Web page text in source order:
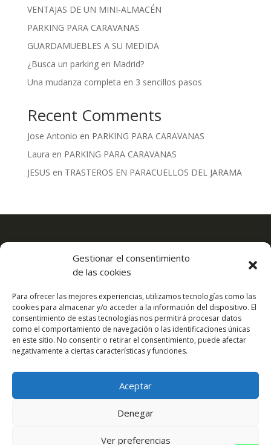
Gestionar el consentimiento
de las cookies
Para ofrecer las mejores experiencias, utilizamos tecnologías como las
cookies para almacenar y/o acceder a la información del dispositivo. El
consentimiento de estas tecnologías nos permitirá procesar datos
como el comportamiento de navegación o las identificaciones únicas
en este sitio. No consentir o retirar el consentimiento, puede afectar
negativamente a ciertas características y funciones.
Aceptar
Denegar
Ver preferencias
VENTAJAS DE UN MINI-ALMACÉN
PARKING PARA CARAVANAS
GUARDAMUEBLES A SU MEDIDA
¿Busca un parking en Madrid?
Una mudanza completa en 3 sencillos pasos
Recent Comments
Jose Antonio en PARKING PARA CARAVANAS
Laura en PARKING PARA CARAVANAS
JESUS en TRASTEROS EN PARACUELLOS DEL JARAMA
Este es el lugar idóneo donde encontrarás el espacio que
necesitas. Con una localización estratégica en el kilómetro
17 de la A2 a tan solo 10 minutos de la capital y 5 del
aeropuerto.
Inicio
Acerca
Precios y tarifas
Ventajas y facilidades
Politica de Privacidad